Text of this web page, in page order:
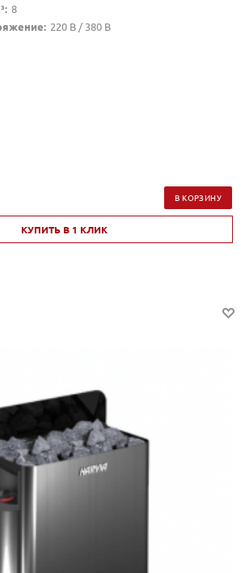
8
220 В / 380 В
В КОРЗИНУ
КУПИТЬ В 1 КЛИК